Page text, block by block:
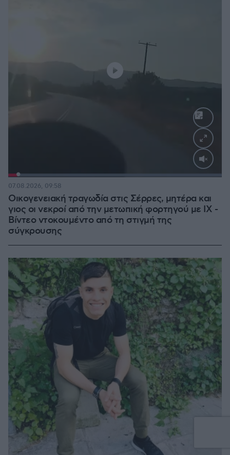
Loaded:
Οικογενειακή τραγωδία στις Σέρρες, μητέρα και
γιος οι νεκροί από την μετωπική φορτηγού με ΙΧ -
Βίντεο ντοκουμέντο από τη στιγμή της
σύγκρουσης
07.08.2026, 09:58